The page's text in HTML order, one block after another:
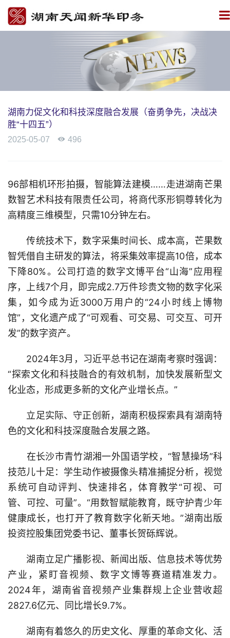
湖南力促文化和科技深度融合发展（奋勇争先，决战决
胜“十四五”）
2025-05-07  496
96部相机环形拍摄，智能算法建模……走进湖南芒果
数智艺术科技有限责任公司，将商代豕形铜尊转化为
高精度三维模型，只需10分钟左右。
传统技术下，数字采集时间长、成本高，芒果数
智凭借自主研发的算法，将采集效率提高10倍，成本
下降80%。公司打造的数字文博平台“山海”应用程
序，上线7个月，即完成2.7万件珍贵文物的数字化采
集，如今成为近3000万用户的“24小时线上博物
馆”，文化遗产成了“可观看、可交易、可交互、可开
发”的数字资产。
2024年3月，习近平总书记在湖南考察时强调：
“探索文化和科技融合的有效机制，加快发展新型文
化业态，形成更多新的文化产业增长点。”
立足实际、守正创新，湖南积极探索具有湖南特
色的文化和科技深度融合发展之路。
在长沙市青竹湖湘一外国语学校，“智慧操场”科
技范儿十足：学生动作被摄像头精准捕捉分析，视觉
系统可自动评判、快速排名，体育教学“可视、可
管、可控、可量”。“用数智赋能教育，既守护青少年
健康成长，也打开了教育数字化新天地。”湖南出版
投资控股集团党委书记、董事长贺砾辉说。
湖南立足广播影视、新闻出版、信息技术等优势
产业，紧盯音视频、数字文博等赛道精准发力。
2024年，湖南省音视频产业集群规上企业营收超
2827.6亿元、同比增长9.7%。
湖南有着悠久的历史文化、厚重的革命文化、活